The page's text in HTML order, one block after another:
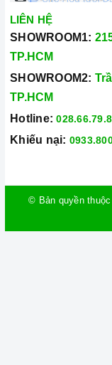
LIÊN HỆ
SHOWROOM1:
TP.HCM
SHOWROOM2:
TP.HCM
Hotline:
Khiếu nại:
© Bản quyền